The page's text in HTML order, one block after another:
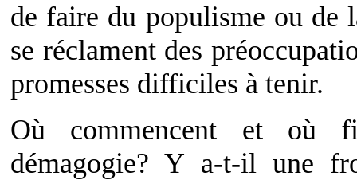
de faire du populisme ou de
se réclament des
promesses difficiles à tenir.
Où commencent et où
démagogie? Y a-t-il une